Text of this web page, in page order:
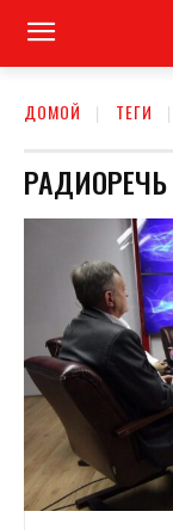
ДОМОЙ ТЕГИ
РАДИОРЕЧЬ